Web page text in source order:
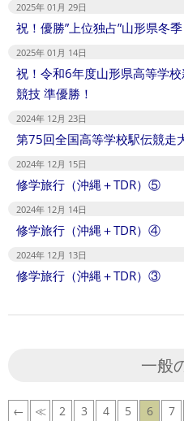
2025年 01月 29日
祝！優勝”上位独占”山形県冬
2025年 01月 14日
祝！令和6年度山形県高等学
競技 準優勝！
2024年 12月 23日
第75回全国高等学校駅伝競走
2024年 12月 15日
修学旅行（沖縄＋TDR）⑤
2024年 12月 14日
修学旅行（沖縄＋TDR）④
2024年 12月 13日
修学旅行（沖縄＋TDR）③
一般
← ≪ 2 3 4 5 6 7